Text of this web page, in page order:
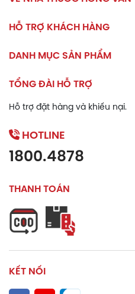
Sản phẩm này
tác dụng thay thế
Bảo quản
Bảo quản trong phòng
trong bao bì kín.
Để xa tầm tay trẻ nhỏ.
HỖ TRỢ KHÁCH HÀNG
DANH MỤC SẢN PHẨM
TỔNG ĐÀI HỖ TRỢ
Hỗ trợ đặt hàng và khiếu nại.
HOTLINE
1800.4878
THANH TOÁN
KẾT NỐI